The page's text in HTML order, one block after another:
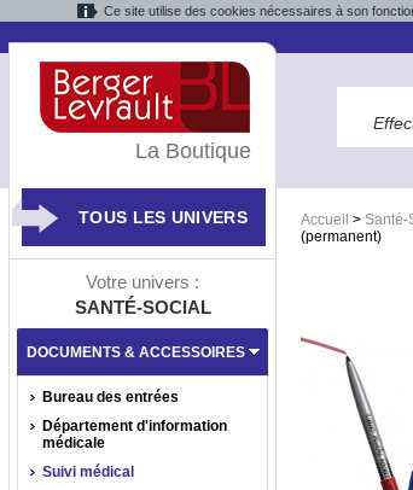
Ce site utilise des cookies nécessaires à son
Accueil > Santé-
(permanent)
La Boutique
TOUS LES UNIVERS
Votre univers :
SANTÉ-SOCIAL
DOCUMENTS & ACCESSOIRES
Bureau des entrées
Département d'information
médicale
Suivi médical